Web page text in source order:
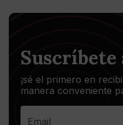
¡sé el primero en
manera conveniente